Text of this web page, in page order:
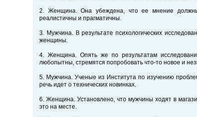
2. Женщина. Она убеждена, что ее мнение
реалистичны и прагматичны.
3. Мужчина. В результате психологических
женщины.
4. Женщина. Опять же по результатам
любопытны, стремятся попробовать что-то новое и
5. Мужчина. Ученые из Института по изучению
речь идет о технических новинках.
6. Женщина. Установлено, что мужчины ходят в
это на месте.